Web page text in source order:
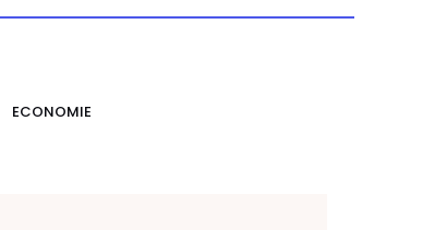
ECONOMIE